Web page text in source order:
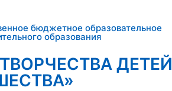
бюджетное образовательное
образования
ДЕТЕЙ